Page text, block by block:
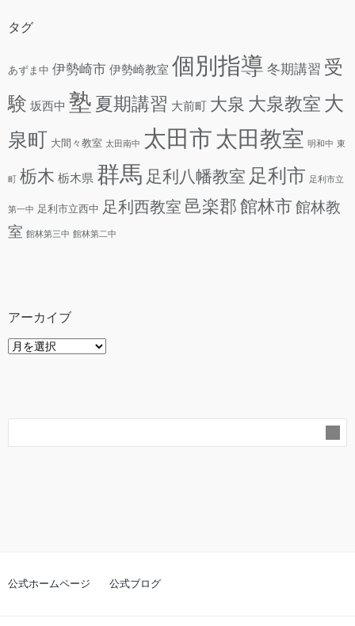
タグ
あずま中 伊勢崎市 伊勢崎教室 個別指導 冬期講習 受
験 坂西中 塾 夏期講習 大前町 大泉 大泉教室 大
泉町 大間々教室 太田南中 太田市太田教室 明和中 東
町 栃木 栃木県 群馬 足利八幡教室 足利市 足利市立
第一中 足利市立西中 足利西教室 邑楽郡 館林市 館林教
室 館林第三中 館林第二中
アーカイブ
ア
公式ホームページ 公式ブログ